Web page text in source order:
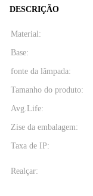
DESCRIÇÃO
Material:
Base:
fonte da lâmpada:
Tamanho do produto:
Avg.Life:
Zise da embalagem:
Taxa de IP:
Realçar: